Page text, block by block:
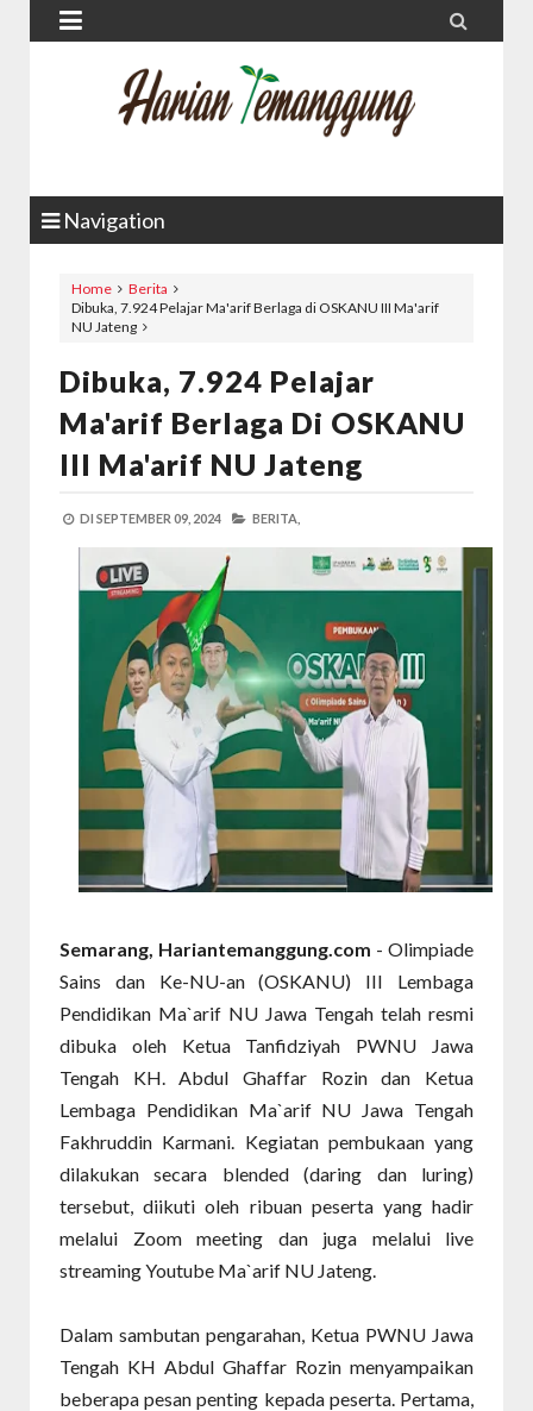
 
Navigation
Home
Berita
Dibuka, 7.924 Pelajar Ma'arif Berlaga di OSKANU III Ma'arif
NU Jateng
Dibuka, 7.924 Pelajar
Ma'arif Berlaga Di OSKANU
III Ma'arif NU Jateng
DI SEPTEMBER 09, 2024 BERITA,
Semarang, Hariantemanggung.com - Olimpiade
Sains dan Ke-NU-an (OSKANU) III Lembaga
Pendidikan Ma`arif NU Jawa Tengah telah resmi
dibuka oleh Ketua Tanfidziyah PWNU Jawa
Tengah KH. Abdul Ghaffar Rozin dan Ketua
Lembaga Pendidikan Ma`arif NU Jawa Tengah
Fakhruddin Karmani. Kegiatan pembukaan yang
dilakukan secara blended (daring dan luring)
tersebut, diikuti oleh ribuan peserta yang hadir
melalui Zoom meeting dan juga melalui live
streaming Youtube Ma`arif NU Jateng.
Dalam sambutan pengarahan, Ketua PWNU Jawa
Tengah KH Abdul Ghaffar Rozin menyampaikan
beberapa pesan penting kepada peserta. Pertama,